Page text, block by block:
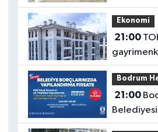
İkram
Ekonomi
21:00TOKİ 51 ilde 540
artırmayla
Fiyatlar
başlıyor
Bodrum
21:00Bodrum
Aya Kadar